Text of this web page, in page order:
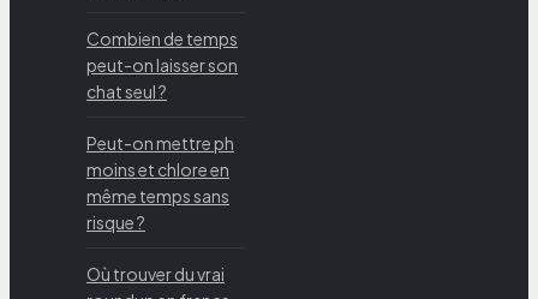
Combien de temps
peut-on laisser son
chat seul ?
Peut-on mettre ph
moins et chlore en
même temps sans
risque ?
Où trouver du vrai